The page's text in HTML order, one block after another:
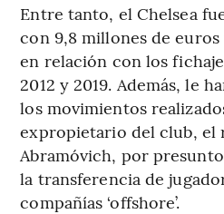
Entre tanto, el Chelsea
con 9,8 millones de
en relación con los
2012 y 2019. Además, le
los movimientos
expropietario del club, el
Abramóvich, por
la transferencia de
compañías ‘offshore’.